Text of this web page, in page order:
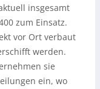
insgesamt
zum Einsatz.
vor Ort verbaut
werden.
sie
ein, wo